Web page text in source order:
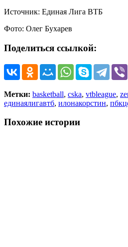
Источник: Единая Лига ВТБ
Фото: Олег Бухарев
Поделиться ссылкой:
Метки: basketball, cska, vtbleague,
единаялигавтб, илонакорстин,
Похожие истории